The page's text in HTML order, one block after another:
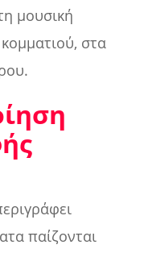
μουσική
στα
παίζονται